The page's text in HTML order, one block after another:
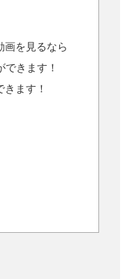
画を見るなら
できます！
ます！